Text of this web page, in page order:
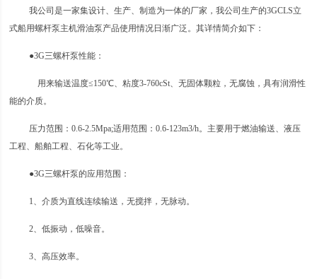
我公司是一家集设计、生产、制造为一体的厂家，我公司生产的3GCLS立
式船用螺杆泵主机滑油泵产品使用情况日渐广泛。其详情简介如下：
●3G三螺杆泵性能：
用来输送温度≤150℃、粘度3-760cSt、无固体颗粒，无腐蚀，具有润滑性
能的介质。
压力范围：0.6-2.5Mpa;适用范围：0.6-123m3/h。主要用于燃油输送、液压
工程、船舶工程、石化等工业。
●3G三螺杆泵的应用范围：
1、介质为直线连续输送，无搅拌，无脉动。
2、低振动，低噪音。
3、高压效率。